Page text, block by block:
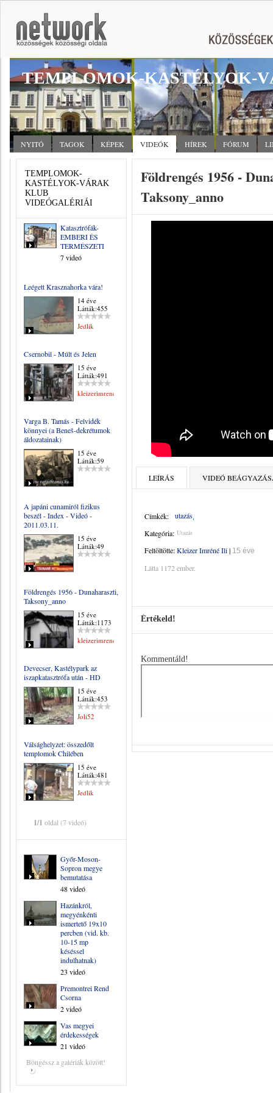
TEMPLOMOK-KASTÉLYOK-
NYITÓ TAGOK KÉPEK VIDEÓK HÍREK FÓRUM
TEMPLOMOK-
KASTÉLYOK-VÁRAK
KLUB
VIDEÓGALÉRIÁI
Katasztrófák-
EMBERI ÉS
TERMÉSZETI
7 videó
Leégett Krasznahorka vára!
14 éve
Látták:455
Jedlik
Csernobil - Múlt és Jelen
15 éve
Látták:491
kleizerimrene
Varga B. Tamás - Felvidék
könnyei (a Beneš-dekrétumok
áldozatainak)
15 éve
Látták:59
A japáni cunamiról fizikus
beszél - Index - Videó -
2011.03.11.
15 éve
Látták:49
Földrengés 1956 - Dunaharaszti,
Taksony_anno
15 éve
Látták:1173
kleizerimrene
Devecser, Kastélypark az
iszapkatasztrófa után - HD
15 éve
Látták:453
Joli52
Válsághelyzet: összedőlt
templomok Chilében
15 éve
Látták:481
Jedlik
1/1 oldal (7 videó)
Győr-Moson-
Sopron megye
bemutatása
48 videó
Hazánkról,
megyénkénti
ismertető 19x10
percben (vid. kb.
10-15 mp
késéssel
indulhatnak)
23 videó
Premontrei Rend
Csorna
2 videó
Vas megyei
érdekességek
21 videó
Böngéssz a galériák között!
Földrengés 1956 -
Taksony_anno
LEÍRÁS VIDEÓ
Címkék:
utazás
Kategória: Utazás
Feltöltötte:Kleizer Imréné Ili| 15 éve
Látta 1172 ember.
Értékeld!
Kommentáld!